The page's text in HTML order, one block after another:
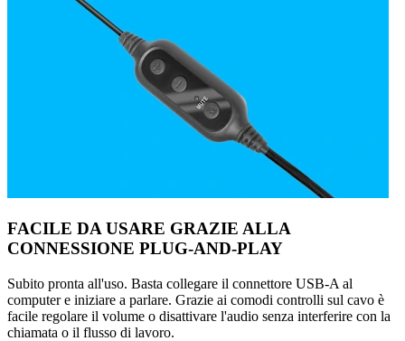
FACILE DA USARE GRAZIE ALLA
CONNESSIONE PLUG-AND-PLAY
Subito pronta all'uso. Basta collegare il connettore USB-A al
computer e iniziare a parlare. Grazie ai comodi controlli sul cavo è
facile regolare il volume o disattivare l'audio senza interferire con la
chiamata o il flusso di lavoro.